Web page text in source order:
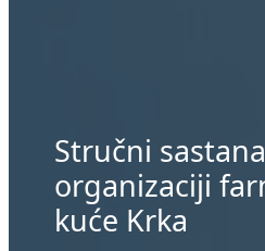
Stručni
organizaciji
kuće Krka